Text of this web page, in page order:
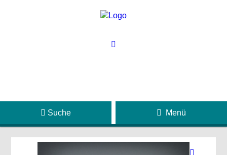
Suche Menü